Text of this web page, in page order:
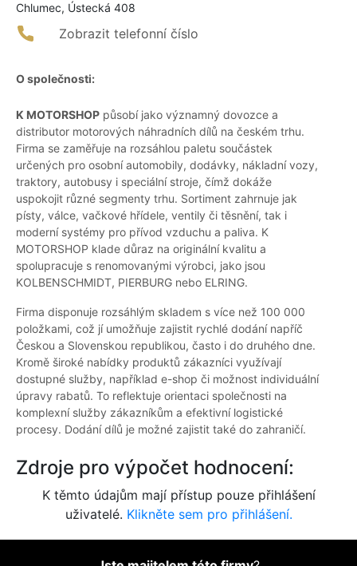
Chlumec, Ústecká 408
Zobrazit telefonní číslo
O společnosti:
K MOTORSHOP působí jako významný dovozce a
distributor motorových náhradních dílů na českém trhu.
Firma se zaměřuje na rozsáhlou paletu součástek
určených pro osobní automobily, dodávky, nákladní vozy,
traktory, autobusy i speciální stroje, čímž dokáže
uspokojit různé segmenty trhu. Sortiment zahrnuje jak
písty, válce, vačkové hřídele, ventily či těsnění, tak i
moderní systémy pro přívod vzduchu a paliva. K
MOTORSHOP klade důraz na originální kvalitu a
spolupracuje s renomovanými výrobci, jako jsou
KOLBENSCHMIDT, PIERBURG nebo ELRING.
Firma disponuje rozsáhlým skladem s více než 100 000
položkami, což jí umožňuje zajistit rychlé dodání napříč
Českou a Slovenskou republikou, často i do druhého dne.
Kromě široké nabídky produktů zákazníci využívají
dostupné služby, například e-shop či možnost individuální
úpravy rabatů. To reflektuje orientaci společnosti na
komplexní služby zákazníkům a efektivní logistické
procesy. Dodání dílů je možné zajistit také do zahraničí.
Zdroje pro výpočet hodnocení:
K těmto údajům mají přístup pouze přihlášení
uživatelé. Klikněte sem pro přihlášení.